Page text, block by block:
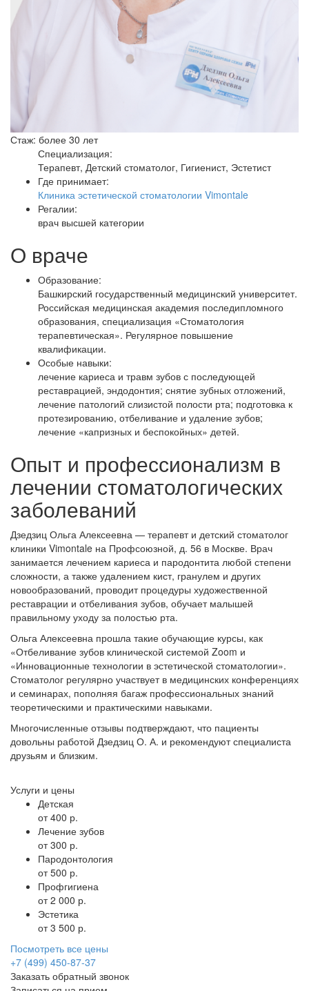
Стаж: более 30 лет
Специализация:
Терапевт, Детский стоматолог, Гигиенист, Эстетист
Где принимает:
Клиника эстетической стоматологии Vimontale
Регалии:
врач высшей категории
О враче
Образование:
Башкирский государственный медицинский университет.
Российская медицинская академия последипломного
образования, специализация «Стоматология
терапевтическая». Регулярное повышение
квалификации.
Особые навыки:
лечение кариеса и травм зубов с последующей
реставрацией, эндодонтия; снятие зубных отложений,
лечение патологий слизистой полости рта; подготовка к
протезированию, отбеливание и удаление зубов;
лечение «капризных и беспокойных» детей.
Опыт и профессионализм в
лечении стоматологических
заболеваний
Дзедзиц Ольга Алексеевна — терапевт и детский стоматолог
клиники Vimontale на Профсоюзной, д. 56 в Москве. Врач
занимается лечением кариеса и пародонтита любой степени
сложности, а также удалением кист, гранулем и других
новообразований, проводит процедуры художественной
реставрации и отбеливания зубов, обучает малышей
правильному уходу за полостью рта.
Ольга Алексеевна прошла такие обучающие курсы, как
«Отбеливание зубов клинической системой Zoom и
«Инновационные технологии в эстетической стоматологии».
Стоматолог регулярно участвует в медицинских конференциях
и семинарах, пополняя багаж профессиональных знаний
теоретическими и практическими навыками.
Многочисленные отзывы подтверждают, что пациенты
довольны работой Дзедзиц О. А. и рекомендуют специалиста
друзьям и близким.
Услуги и цены
Детская
от 400 р.
Лечение зубов
от 300 р.
Пародонтология
от 500 р.
Профгигиена
от 2 000 р.
Эстетика
от 3 500 р.
Посмотреть все цены
+7 (499) 450-87-37
Заказать обратный звонок